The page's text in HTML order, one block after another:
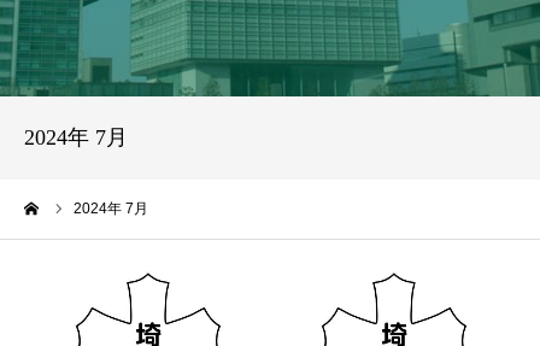
2024年 7月
2024年 7月
接骨院・整骨院検索